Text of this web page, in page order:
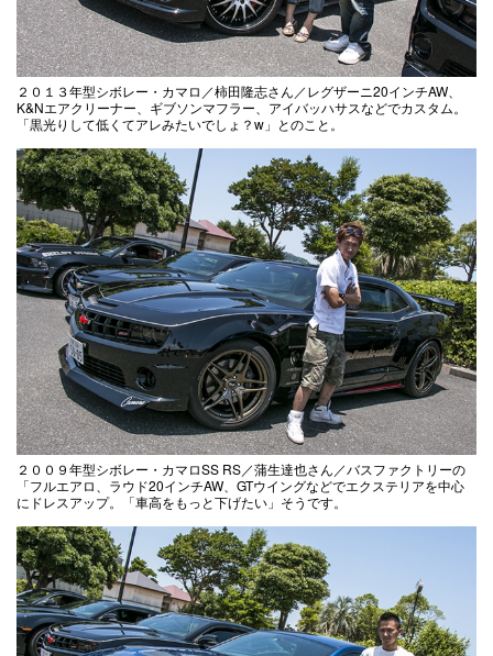
２０１３年型シボレー・カマロ／柿田隆志さん／レグザーニ20インチAW、
K&Nエアクリーナー、ギブソンマフラー、アイバッハサスなどでカスタム。
「黒光りして低くてアレみたいでしょ？w」とのこと。
２００９年型シボレー・カマロSS RS／蒲生達也さん／バスファクトリーの
「フルエアロ、ラウド20インチAW、GTウイングなどでエクステリアを中心
にドレスアップ。「車高をもっと下げたい」そうです。